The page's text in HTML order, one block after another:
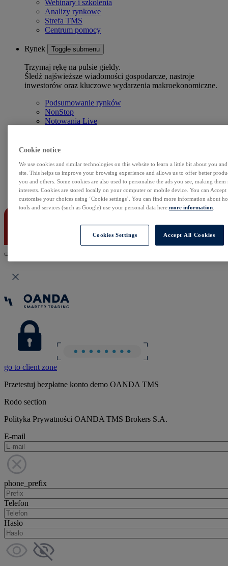
Webinary i szkolenia
Analizy rynkowe
Strefa TMS
Centrum pomocy
Rynek Toggle submenu
Trzymaj rękę na pulsie giełdy.
Śledź najświeższe wiadomości gospodarcze, nastroje
inwestorów oraz kluczowe wydarzenia makroekonomiczne.
Podsumowanie rynków
NonStop
Notowania Live
Kalendarz rynkowy
Sentyment Klientów
Rolowania
Kontakt
go to client zone
Przetestuj bezpłatne konto demo OANDA TMS
Rodo section
Polityka Prywatności OANDA TMS Brokers S.A.
E-mail
phone_prefix
Telefon
Hasło
Cookie notice
We use cookies and similar technologies on this website to learn a little bit about you
site. This helps us improve your browsing experience and allows us to offer better
you and others. Some cookies are also used to personalise the ads you see, making
interests. Cookies are stored locally on your computer or mobile device. You can
customise your choices using ‘Cookie settings’. You can find more information about
tools and services (such as Google) use your personal data here:more information.
Cookies Settings Accept All Cookies